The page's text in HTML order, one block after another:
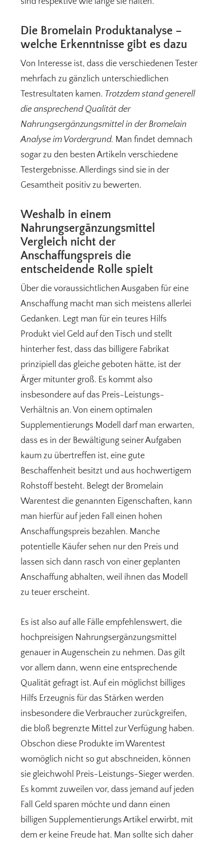
Die Bromelain Produktanalyse –
welche Erkenntnisse gibt es dazu
Von Interesse ist, dass die verschiedenen Tester
mehrfach zu gänzlich unterschiedlichen
Testresultaten kamen. Trotzdem stand generell
die ansprechend Qualität der
Nahrungsergänzungsmittel in der Bromelain
Analyse im Vordergrund. Man findet demnach
sogar zu den besten Artikeln verschiedene
Testergebnisse. Allerdings sind sie in der
Gesamtheit positiv zu bewerten.
Weshalb in einem
Nahrungsergänzungsmittel
Vergleich nicht der
Anschaffungspreis die
entscheidende Rolle spielt
Über die voraussichtlichen Ausgaben für eine
Anschaffung macht man sich meistens allerlei
Gedanken. Legt man für ein teures Hilfs
Produkt viel Geld auf den Tisch und stellt
hinterher fest, dass das billigere Fabrikat
prinzipiell das gleiche geboten hätte, ist der
Ärger mitunter groß. Es kommt also
insbesondere auf das Preis-Leistungs-
Verhältnis an. Von einem optimalen
Supplementierungs Modell darf man erwarten,
dass es in der Bewältigung seiner Aufgaben
kaum zu übertreffen ist, eine gute
Beschaffenheit besitzt und aus hochwertigem
Rohstoff besteht. Belegt der Bromelain
Warentest die genannten Eigenschaften, kann
man hierfür auf jeden Fall einen hohen
Anschaffungspreis bezahlen. Manche
potentielle Käufer sehen nur den Preis und
lassen sich dann rasch von einer geplanten
Anschaffung abhalten, weil ihnen das Modell
zu teuer erscheint.
Es ist also auf alle Fälle empfehlenswert, die
hochpreisigen Nahrungsergänzungsmittel
genauer in Augenschein zu nehmen. Das gilt
vor allem dann, wenn eine entsprechende
Qualität gefragt ist. Auf ein möglichst billiges
Hilfs Erzeugnis für das Stärken werden
insbesondere die Verbraucher zurückgreifen,
die bloß begrenzte Mittel zur Verfügung haben.
Obschon diese Produkte im Warentest
womöglich nicht so gut abschneiden, können
sie gleichwohl Preis-Leistungs-Sieger werden.
Es kommt zuweilen vor, dass jemand auf jeden
Fall Geld sparen möchte und dann einen
billigen Supplementierungs Artikel erwirbt, mit
dem er keine Freude hat. Man sollte sich daher